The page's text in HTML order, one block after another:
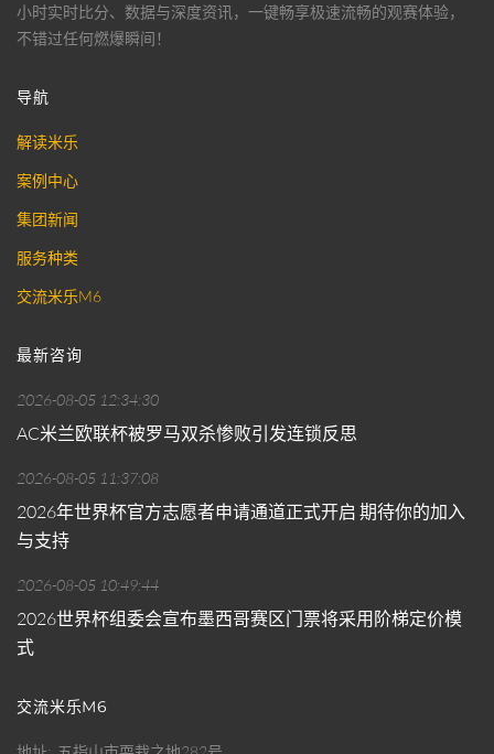
小时实时比分、数据与深度资讯，一键畅享极速流畅的观赛体验，
不错过任何燃爆瞬间！
导航
解读米乐
案例中心
集团新闻
服务种类
交流米乐M6
最新咨询
2026-08-05 12:34:30
AC米兰欧联杯被罗马双杀惨败引发连锁反思
2026-08-05 11:37:08
2026年世界杯官方志愿者申请通道正式开启 期待你的加入
与支持
2026-08-05 10:49:44
2026世界杯组委会宣布墨西哥赛区门票将采用阶梯定价模
式
交流米乐M6